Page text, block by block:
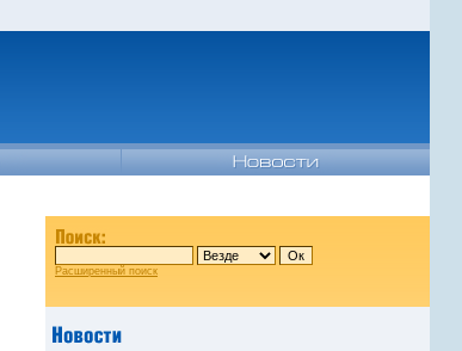
Расширенный поиск